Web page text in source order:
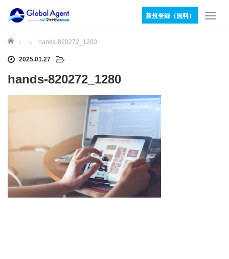
新規登録（無料）
T
ホーム hands-820272_1280
2025.01.27
hands-820272_1280